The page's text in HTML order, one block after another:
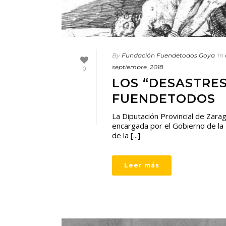
0
By Fundación Fuendetodos Goya In
septiembre, 2018
LOS
FUENDETODOS
La Diputación Provincial de
encargada por el Gobierno de
de la [...]
Leer más